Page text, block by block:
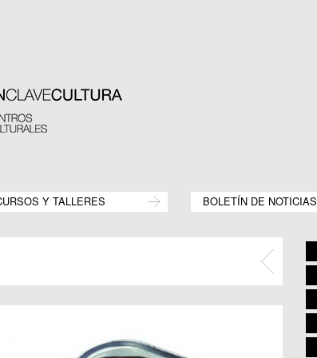
Y TALLERES BOLETÍN DE NOTICIAS